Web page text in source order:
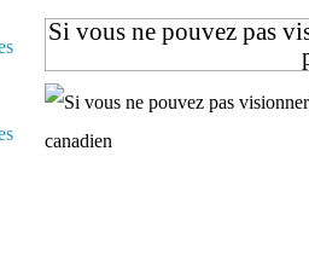
Si vous ne pouvez pas